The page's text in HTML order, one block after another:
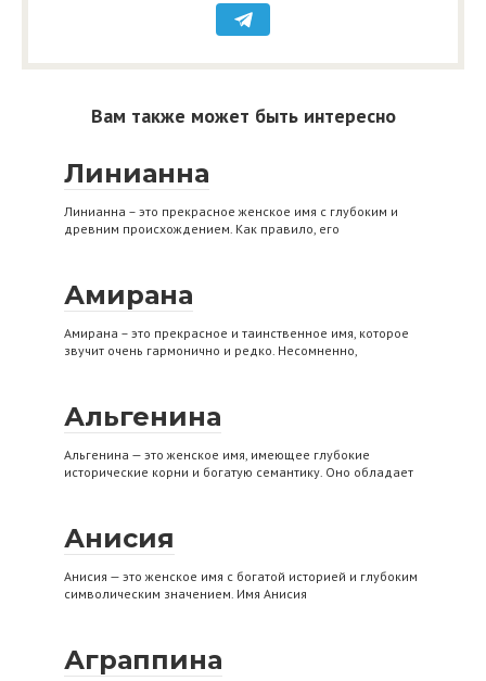
Вам также может быть интересно
Линианна
Линианна – это прекрасное женское имя с глубоким и
древним происхождением. Как правило, его
Амирана
Амирана – это прекрасное и таинственное имя, которое
звучит очень гармонично и редко. Несомненно,
Альгенина
Альгенина — это женское имя, имеющее глубокие
исторические корни и богатую семантику. Оно обладает
Анисия
Анисия — это женское имя с богатой историей и глубоким
символическим значением. Имя Анисия
Аграппина